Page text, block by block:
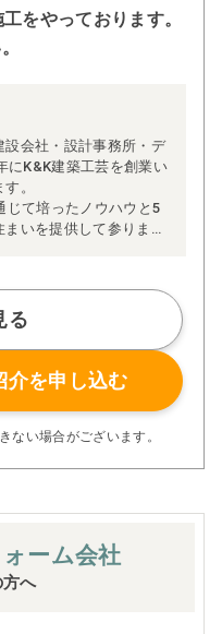
をやっております。
設会社・設計事務所・デ
にK&K建築工芸を創業い
。
じて培ったノウハウと5
いを提供して参りま
ス性に優れたお住まい
夫をする事で良いもの
たします。
レベルの耐震性能を備
。
とが出来る、高い断熱
る
介を申し込む
ない場合がございます。
ォーム会社
へ